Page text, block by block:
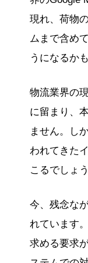
現れ、荷物
ムまで含め
うになるか
物流業界の
に留まり、
ません。し
われてきた
こるでしょう
今、残念な
れています
求める要求